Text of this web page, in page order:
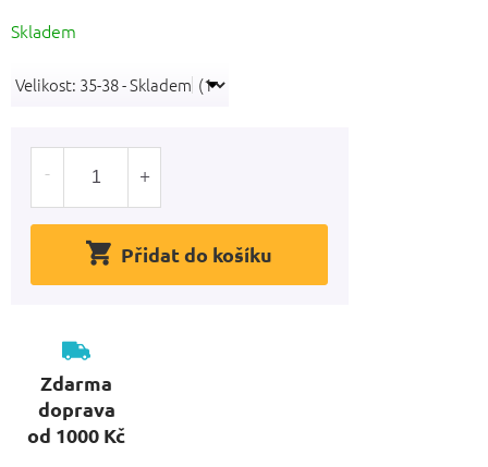
cena:
Skladem
Přidat do košíku
Zdarma
doprava
od 1000 Kč